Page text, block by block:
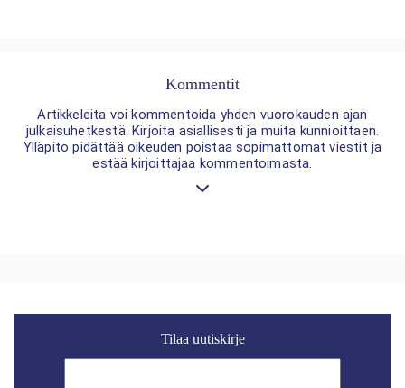
Kommentit
Artikkeleita voi kommentoida yhden vuorokauden ajan
julkaisuhetkestä. Kirjoita asiallisesti ja muita kunnioittaen.
Ylläpito pidättää oikeuden poistaa sopimattomat viestit ja
estää kirjoittajaa kommentoimasta.
Tilaa uutiskirje